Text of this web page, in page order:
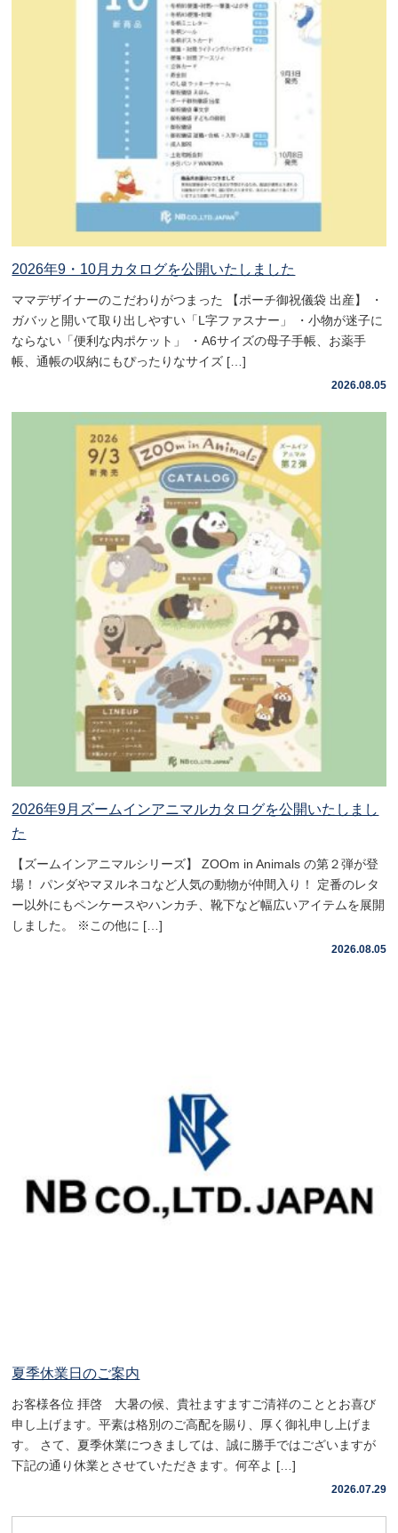
2026年9・10月カタログを公開いたしました
ママデザイナーのこだわりがつまった 【ポーチ御祝儀袋 出産】 ・
ガバッと開いて取り出しやすい「L字ファスナー」 ・小物が迷子に
ならない「便利な内ポケット」 ・A6サイズの母子手帳、お薬手
帳、通帳の収納にもぴったりなサイズ […]
2026.08.05
2026年9月ズームインアニマルカタログを公開いたしまし
た
【ズームインアニマルシリーズ】 ZOOm in Animals の第２弾が登
場！ パンダやマヌルネコなど人気の動物が仲間入り！ 定番のレタ
ー以外にもペンケースやハンカチ、靴下など幅広いアイテムを展開
しました。 ※この他に […]
2026.08.05
夏季休業日のご案内
お客様各位 拝啓 大暑の候、貴社ますますご清祥のこととお喜び
申し上げます。平素は格別のご高配を賜り、厚く御礼申し上げま
す。 さて、夏季休業につきましては、誠に勝手ではございますが
下記の通り休業とさせていただきます。何卒よ […]
2026.07.29